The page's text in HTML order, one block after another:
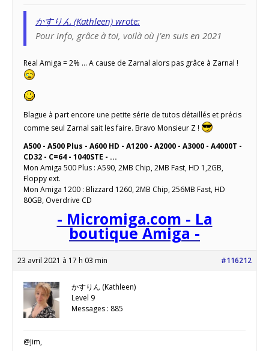
かすりん (Kathleen) wrote:
Pour info, grâce à toi, voilà où j’en suis en 2021
Real Amiga = 2% … A cause de Zarnal alors pas grâce à Zarnal !
Blague à part encore une petite série de tutos détaillés et précis
comme seul Zarnal sait les faire. Bravo Monsieur Z !
A500 - A500 Plus - A600 HD - A1200 - A2000 - A3000 - A4000T -
CD32 - C=64 - 1040STE - ...
Mon Amiga 500 Plus : A590, 2MB Chip, 2MB Fast, HD 1,2GB,
Floppy ext.
Mon Amiga 1200 : Blizzard 1260, 2MB Chip, 256MB Fast, HD
80GB, Overdrive CD
- Micromiga.com - La
boutique Amiga -
23 avril 2021 à 17 h 03 min #116212
かすりん (Kathleen)
Level 9
Messages : 885
@Jim,